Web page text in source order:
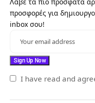
προσφορές για
inbox σου!
I have read and